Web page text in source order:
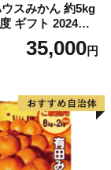
スみかん 約5kg
ギフト 2024年7
35,000円